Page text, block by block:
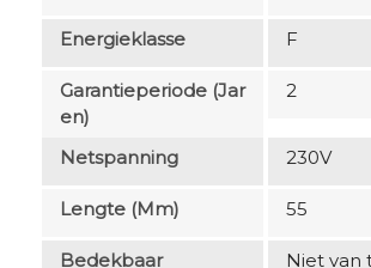
Energieklasse F
Garantieperiode (jar
En)
2
Netspanning 230V
Lengte (mm) 55
Bedekbaar Niet van